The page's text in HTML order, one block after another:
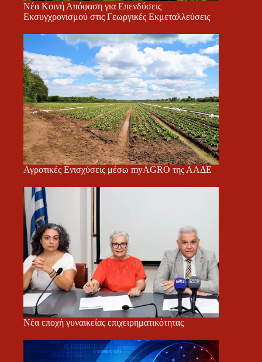
Νέα Κοινή Απόφαση για Επενδύσεις
Εκσυγχρονισμού στις Γεωργικές Εκμεταλλεύσεις
Αγροτικές Ενισχύσεις μέσω myAGRO της ΑΑΔΕ
Νέα εποχή γυναικείας επιχειρηματικότητας